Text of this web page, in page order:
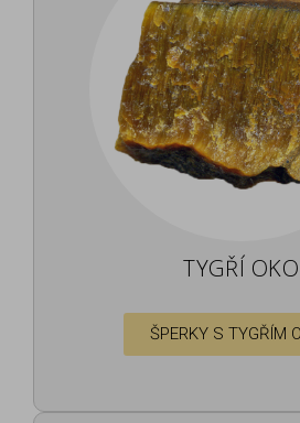
TYGŘÍ OKO
ŠPERKY S TYGŘÍM